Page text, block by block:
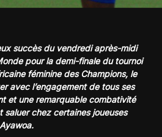
succès du vendredi après-midi
pour la demi-finale du tournoi
féminine des Champions, le
avec l’engagement de tous ses
et une remarquable combativité
saluer chez certaines joueuses